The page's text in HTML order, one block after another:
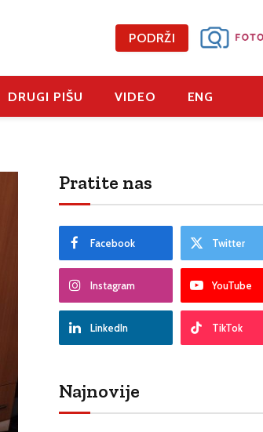
PODRŽI
DRUGI PIŠU VIDEO ENG
Pratite nas
Facebook Twitter
Instagram YouTube
LinkedIn TikTok
Najnovije